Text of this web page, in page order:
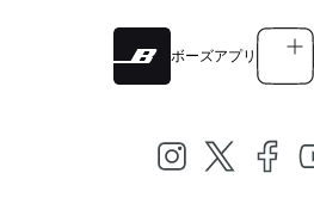
ボーズアプリ